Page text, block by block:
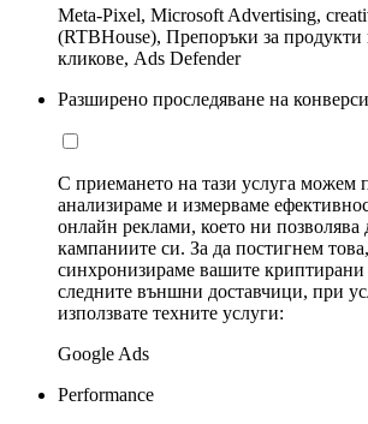
Meta-Pixel, Microsoft Advertising,
(RTBHouse), Препоръки за продукти
кликове, Ads Defender
Разширено проследяване на
С приемането на тази услуга можем
анализираме и измерваме
онлайн реклами, което ни
кампаниите си. За да постигнем
синхронизираме вашите
следните външни доставчици, при
използвате техните услуги:
Google Ads
Performance